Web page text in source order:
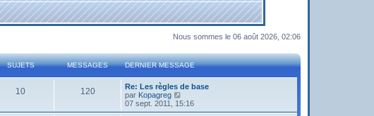
Nous sommes le 06 août 2026, 02:06
SUJETS MESSAGES DERNIER MESSAGE
10 120
Re: Les règles de base
par Kopagreg
o
i
07 sept. 2011, 15:16